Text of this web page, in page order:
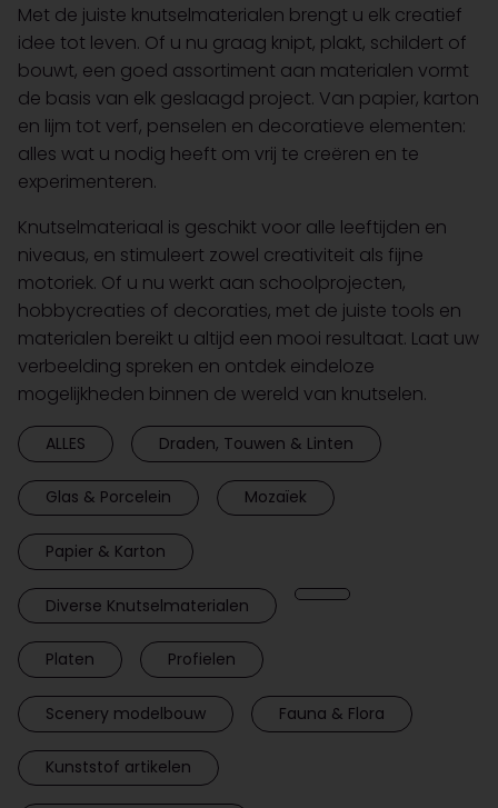
Met de juiste knutselmaterialen brengt u elk creatief
idee tot leven. Of u nu graag knipt, plakt, schildert of
bouwt, een goed assortiment aan materialen vormt
de basis van elk geslaagd project. Van papier, karton
en lijm tot verf, penselen en decoratieve elementen:
alles wat u nodig heeft om vrij te creëren en te
experimenteren.
Knutselmateriaal is geschikt voor alle leeftijden en
niveaus, en stimuleert zowel creativiteit als fijne
motoriek. Of u nu werkt aan schoolprojecten,
hobbycreaties of decoraties, met de juiste tools en
materialen bereikt u altijd een mooi resultaat. Laat uw
verbeelding spreken en ontdek eindeloze
mogelijkheden binnen de wereld van knutselen.
ALLES Draden, Touwen & Linten
Glas & Porcelein Mozaïek
Papier & Karton
Diverse Knutselmaterialen
Platen Profielen
Scenery modelbouw Fauna & Flora
Kunststof artikelen